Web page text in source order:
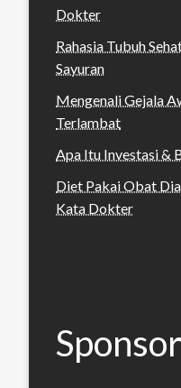
Dokter
Rahasia Tubuh
Sayuran
Mengenali Gejala
Terlambat
Apa Itu Investasi &
Diet Pakai Obat
Kata Dokter
Sponsor